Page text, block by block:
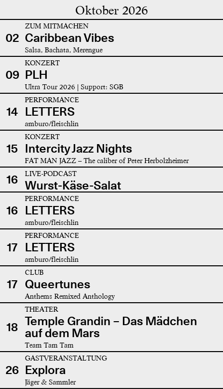
Oktober 2026
02
ZUM MITMACHEN
Caribbean Vibes
Salsa, Bachata, Merengue
09
KONZERT
PLH
Ultra Tour 2026 | Support: SGB
14
PERFORMANCE
LETTERS
amburo/fleischlin
15
KONZERT
Intercity Jazz Nights
FAT MAN JAZZ – The caliber of Peter Herbolzheimer
16 LIVE-PODCAST
Wurst-Käse-Salat
16
PERFORMANCE
LETTERS
amburo/fleischlin
17
PERFORMANCE
LETTERS
amburo/fleischlin
17
CLUB
Queertunes
Anthems Remixed Anthology
18
THEATER
Temple Grandin – Das Mädchen
auf dem Mars
Team Tam Tam
26
GASTVERANSTALTUNG
Explora
Jäger & Sammler